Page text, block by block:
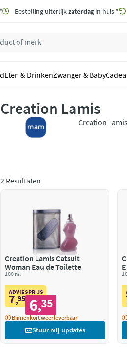
Bestelling uiterlijkzaterdagin huis *
Eten & DrinkenZwanger & Baby
Creation Lamis
Creation Lamis
2 Resultaten
Creation Lamis Catsuit
Woman Eau de Toilette
100 ml
ADVIESPRIJS
7,95 6,35
Binnenkort weer leverbaar
Stuur mij updates